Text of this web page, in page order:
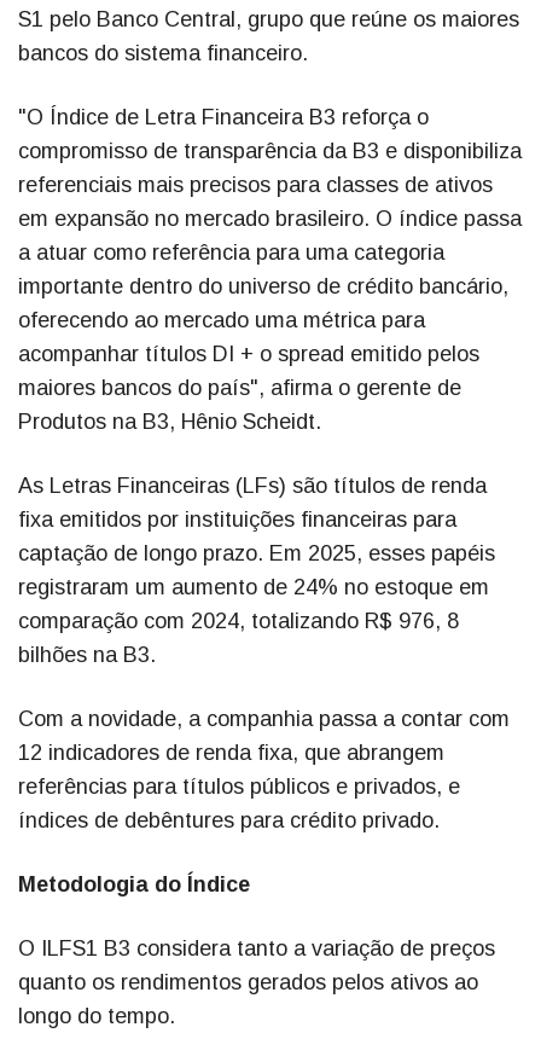
S1 pelo Banco Central, grupo que reúne os maiores
bancos do sistema financeiro.
"O Índice de Letra Financeira B3 reforça o
compromisso de transparência da B3 e disponibiliza
referenciais mais precisos para classes de ativos
em expansão no mercado brasileiro. O índice passa
a atuar como referência para uma categoria
importante dentro do universo de crédito bancário,
oferecendo ao mercado uma métrica para
acompanhar títulos DI + o spread emitido pelos
maiores bancos do país", afirma o gerente de
Produtos na B3, Hênio Scheidt.
As Letras Financeiras (LFs) são títulos de renda
fixa emitidos por instituições financeiras para
captação de longo prazo. Em 2025, esses papéis
registraram um aumento de 24% no estoque em
comparação com 2024, totalizando R$ 976, 8
bilhões na B3.
Com a novidade, a companhia passa a contar com
12 indicadores de renda fixa, que abrangem
referências para títulos públicos e privados, e
índices de debêntures para crédito privado.
Metodologia do Índice
O ILFS1 B3 considera tanto a variação de preços
quanto os rendimentos gerados pelos ativos ao
longo do tempo.